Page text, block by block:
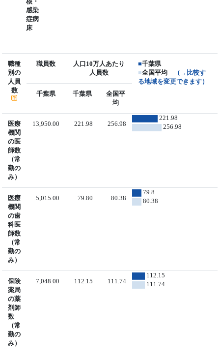
感染
症病
床
職種
別の
人員
数
職員数
人口10万人あたり
人員数
■千葉県
■全国平均
（→比較す
る地域を変更できます）
千葉県
千葉県
全国平
均
医療
機関
の医
師数
（常
勤の
み）
13,950.00 221.98 256.98
221.98
256.98
医療
機関
の歯
科医
師数
（常
勤の
み）
5,015.00 79.80 80.38
79.8
80.38
保険
薬局
の薬
剤師
数
（常
勤の
み）
7,048.00 112.15 111.74
112.15
111.74